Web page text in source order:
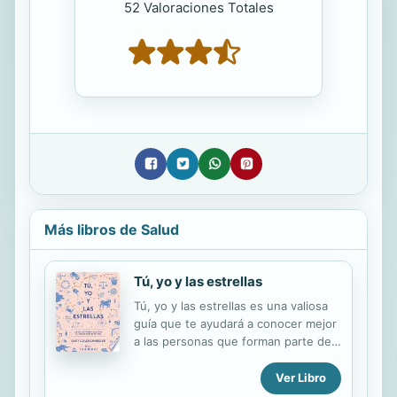
52 Valoraciones Totales
Más libros de Salud
Tú, yo y las estrellas
Tú, yo y las estrellas es una valiosa
guía que te ayudará a conocer mejor
a las personas que forman parte de
pareja, tus amigos o tus compañeros
de trabajo. Con cada capítulo
Ver Libro